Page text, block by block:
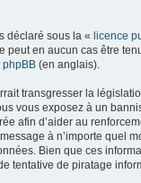
déclaré sous la « licence
en aucun cas être
phpBB (en anglais).
transgresser la
vous exposez à un
afin d’aider au
à n’importe quel
Bien que ces
tentative de piratage